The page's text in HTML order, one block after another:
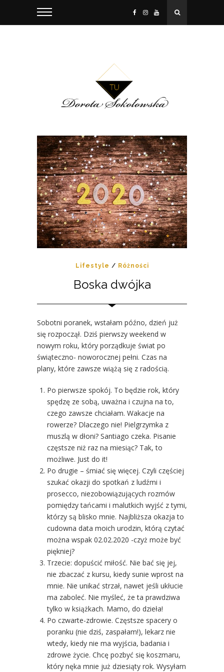
Lifestyle / Różności
Boska dwójka
Sobotni poranek, wstałam późno, dzień już
się rozpoczął. Dziś pierwszy weekend w
nowym roku, który porządkuje świat po
świąteczno- noworocznej pełni. Czas na
plany, które zawsze wiążą się z radością.
Po pierwsze spokój. To będzie rok, który
spędzę ze sobą, uważna i czujna na to,
czego zawsze chciałam. Wakacje na
rowerze? Dlaczego nie! Pielgrzymka z
muszlą w dłoni? Santiago czeka. Pisanie
częstsze niż raz na miesiąc? Tak, to
możliwe. Just do it!
Po drugie – śmiać się więcej. Czyli częściej
szukać okazji do spotkań z ludźmi i
prosecco, niezobowiązujących rozmów
pomiędzy tańcami i malutkich wyjść z tymi,
którzy są blisko mnie. Najbliższa okazja to
cudowna data moich urodzin, którą czytać
można wspak 02.02.2020 -czyż może być
piękniej?
Trzecie: dopuścić miłość. Nie bać się jej,
nie zbaczać z kursu, kiedy sunie wprost na
mnie. Nie unikać strzał, nawet jeśli ukłucie
ma zaboleć. Nie myśleć, że ta prawdziwa
tylko w książkach. Mamo, do dzieła!
Po czwarte-zdrowie. Częstsze spacery o
poranku (nie dziś, zaspałam!), lekarz nie
wtedy, kiedy nie ma wyjścia, badania i
zdrowe życie. Chcę pozbyć się koszmaru,
który nęka mnie już dziesiąty rok. Wysyłam